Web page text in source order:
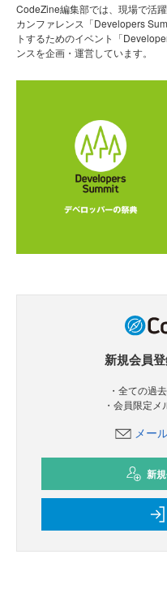
CodeZine編集部では、現場で活
カンファレンス「Developers
トするためのイベント「
ンスを企画・運営しています。
新規会員
・全ての過
・会員限定
メー
新